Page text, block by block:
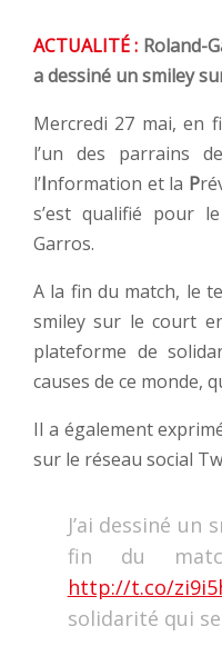
ACTUALITÉ : Roland-
a dessiné un smiley
Mercredi 27 mai, en
l’un des parrains
l’Information et la P
s’est qualifié pour
Garros.
A la fin du match, le
smiley sur le court
plateforme de
causes de ce monde,
Il a également
sur le réseau social
J’ai dessiné
fin du
http://t.co/
solidarité qui